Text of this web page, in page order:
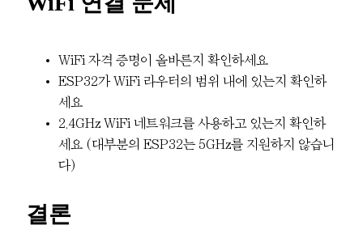
WiFi 자격 증명이 올바른지 확인하세요
ESP32가 WiFi 라우터의 범위 내에 있는지 확인하
세요
2.4GHz WiFi 네트워크를 사용하고 있는지 확인하
세요 (대부분의 ESP32는 5GHz를 지원하지 않습니
다)
결론